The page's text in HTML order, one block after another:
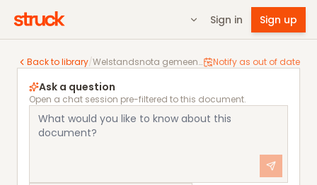
Sign in Sign up
Back to library/ Welstandsnota gemeente Maasdriel Notify as out of date
Welstandsnota gemeente Maasdriel
Ask a question
Open a chat session pre-filtered to this document.